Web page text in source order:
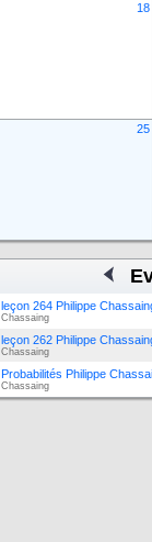
18
25
leçon 264 Philippe
Chassaing
leçon 262 Philippe
Chassaing
Probabilités Philippe
Chassaing